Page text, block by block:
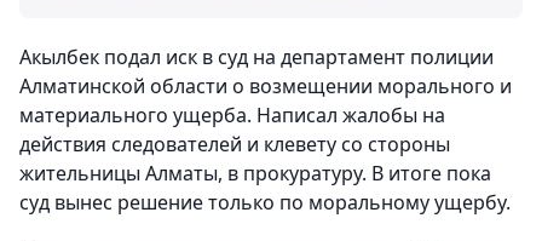
Акылбек подал иск в суд на департамент полиции
Алматинской области о возмещении морального и
материального ущерба. Написал жалобы на
действия следователей и клевету со стороны
жительницы Алматы, в прокуратуру. В итоге пока
суд вынес решение только по моральному ущербу.